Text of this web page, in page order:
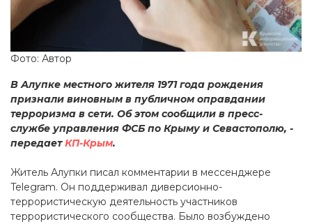
Фото: Автор
В Алупке местного жителя 1971 года рождения
признали виновным в публичном оправдании
терроризма в сети. Об этом сообщили в пресс-
службе управления ФСБ по Крыму и Севастополю, -
передаетКП-Крым.
Житель Алупки писал комментарии в мессенджере
Telegram. Он поддерживал диверсионно-
террористическую деятельность участников
террористического сообщества. Было возбуждено